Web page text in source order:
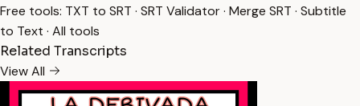
Free tools: TXT to SRT · SRT Validator· Merge SRT · Subtitle
to Text · All tools
Related Transcripts
View All